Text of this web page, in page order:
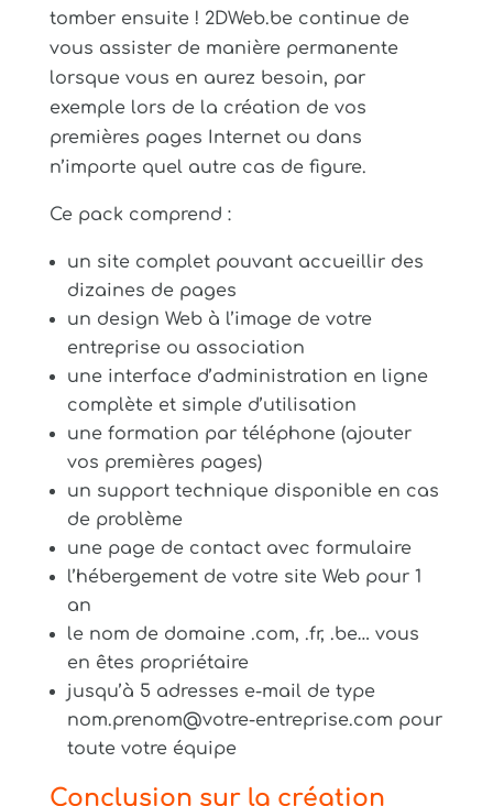
tomber ensuite ! 2DWeb.be continue de
vous assister de manière permanente
lorsque vous en aurez besoin, par
exemple lors de la création de vos
premières pages Internet ou dans
n’importe quel autre cas de figure.
Ce pack comprend :
un site complet pouvant accueillir des
dizaines de pages
un design Web à l’image de votre
entreprise ou association
une interface d’administration en ligne
complète et simple d’utilisation
une formation par téléphone (ajouter
vos premières pages)
un support technique disponible en cas
de problème
une page de contact avec formulaire
l’hébergement de votre site Web pour 1
an
le nom de domaine .com, .fr, .be… vous
en êtes propriétaire
jusqu’à 5 adresses e-mail de type
nom.prenom@votre-entreprise.com pour
toute votre équipe
Conclusion sur la création